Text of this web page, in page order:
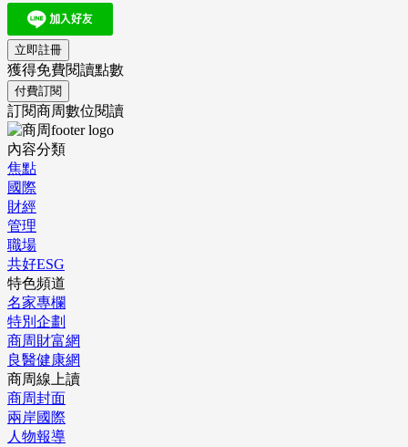
立即註冊
獲得免費閱讀點數
付費訂閱
訂閱商周數位閱讀
內容分類
焦點
國際
財經
管理
職場
共好ESG
特色頻道
名家專欄
特別企劃
商周財富網
良醫健康網
商周線上讀
商周封面
兩岸國際
人物報導